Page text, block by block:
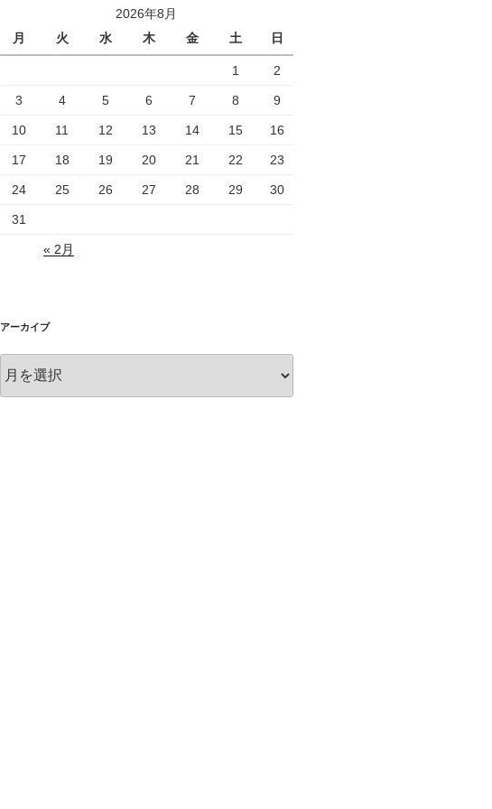
2026年8月
月
火 水 木 金 土 日
1 2
3 4 5 6 7 8 9
10 11 12 13 14 15 16
17 18 19 20 21 22 23
24 25 26 27 28 29 30
31
« 2月
アーカイブ
ー